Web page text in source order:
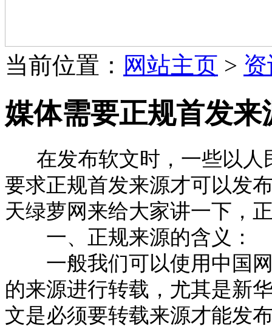
当前位置： 网站主页 >
媒体需要正规首发来
在发布软文时，一些以人
要求正规首发来源才可以发
天绿萝网来给大家讲一下，
一、正规来源的含义：
一般我们可以使用中国网
的来源进行转载，尤其是新
文是必须要转载来源才能发